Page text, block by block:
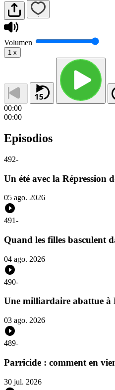
Volumen
1 x
00:00
00:00
Episodios
492-
Un été avec la Répression
05 ago. 2026
491-
Quand les filles basculent
04 ago. 2026
490-
Une milliardaire abattue
03 ago. 2026
489-
Parricide : comment en
30 jul. 2026